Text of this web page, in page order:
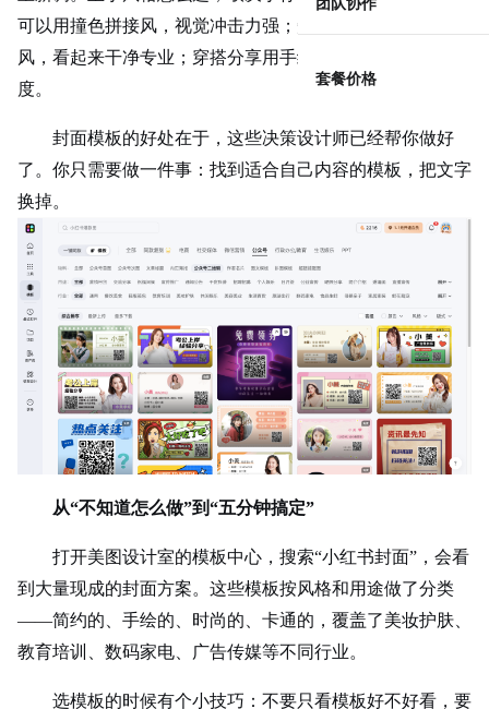
套餐价格
可以用撞色拼接风，视觉冲击力强；知识科普适合简约文艺
风，看起来干净专业；穿搭分享用手绘插画风，更有辨识
度。
封面模板的好处在于，这些决策设计师已经帮你做好
了。你只需要做一件事：找到适合自己内容的模板，把文字
换掉。
从“不知道怎么做”到“五分钟搞定”
打开美图设计室的模板中心，搜索“小红书封面”，会看
到大量现成的封面方案。这些模板按风格和用途做了分类
——简约的、手绘的、时尚的、卡通的，覆盖了美妆护肤、
教育培训、数码家电、广告传媒等不同行业。
选模板的时候有个小技巧：不要只看模板好不好看，要